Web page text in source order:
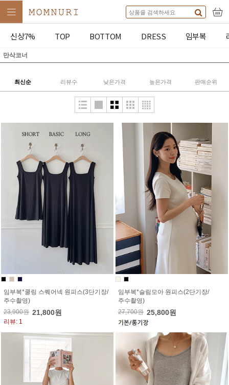
신상7% TOP BOTTOM DRESS 임부복
만삭코너
최신순 리뷰수 낮은가격 높은가격 판매순위
임부복*쿨링 스퀘어넥 원피스(3단기장/
주수촬영)
23,900원 21,800원
리뷰: 1
임부복*슬림모아 원피스(2단기장/
주수촬영)
27,700원 25,800원